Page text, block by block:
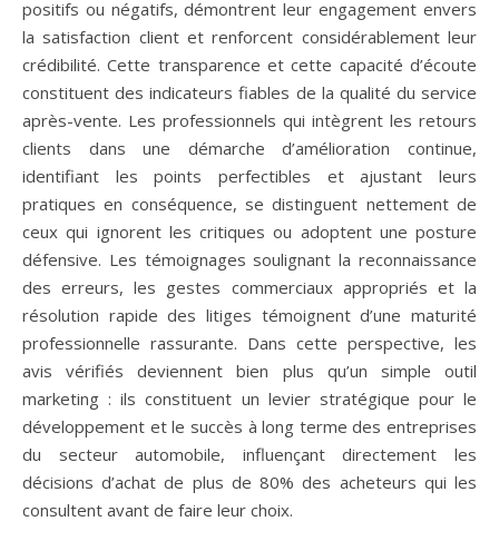
positifs ou négatifs, démontrent leur engagement envers
la satisfaction client et renforcent considérablement leur
crédibilité. Cette transparence et cette capacité d’écoute
constituent des indicateurs fiables de la qualité du service
après-vente. Les professionnels qui intègrent les retours
clients dans une démarche d’amélioration continue,
identifiant les points perfectibles et ajustant leurs
pratiques en conséquence, se distinguent nettement de
ceux qui ignorent les critiques ou adoptent une posture
défensive. Les témoignages soulignant la reconnaissance
des erreurs, les gestes commerciaux appropriés et la
résolution rapide des litiges témoignent d’une maturité
professionnelle rassurante. Dans cette perspective, les
avis vérifiés deviennent bien plus qu’un simple outil
marketing : ils constituent un levier stratégique pour le
développement et le succès à long terme des entreprises
du secteur automobile, influençant directement les
décisions d’achat de plus de 80% des acheteurs qui les
consultent avant de faire leur choix.